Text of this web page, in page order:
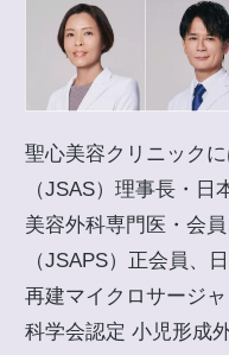
聖心美容クリニック
（JSAS）理事長・
美容外科専門医・会
（JSAPS）正会員、
再建マイクロサージ
科学会認定 小児形成